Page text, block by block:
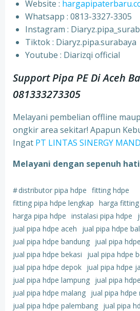
Website :
Whatsapp : 0813-3327-3305
⁠Instagram :
⁠Tiktok : Diaryz.pipa.surabaya
⁠Youtube : Diarizqi official
Support Pipa PE Di Aceh
081333273305
Melayani pembelian offline
ongkir area sekitar! Apapun
Ingat PT LINTAS SINERGY
Melayani dengan sepenuh hati
#distributor pipa hdpe fitting hdpe
fitting pipa hdpe lengkap harga
harga pipa hdpe instalasi pipa hdpe
jual pipa hdpe aceh
jual pipa hdpe
jual pipa hdpe bandung jual pipa
jual pipa hdpe bekasi
jual pipa hdpe
jual pipa hdpe depok jual pipa hdpe
jual pipa hdpe lampung jual pipa
jual pipa hdpe malang jual pipa hdpe
jual pipa hdpe palembang jual pipa